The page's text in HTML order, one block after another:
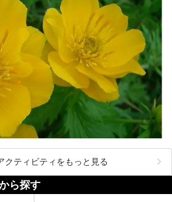
クティビティをもっと見る
ら探す